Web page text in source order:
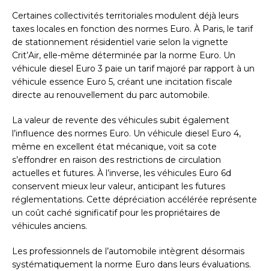
Certaines collectivités territoriales modulent déjà leurs
taxes locales en fonction des normes Euro. À Paris, le tarif
de stationnement résidentiel varie selon la vignette
Crit’Air, elle-même déterminée par la norme Euro. Un
véhicule diesel Euro 3 paie un tarif majoré par rapport à un
véhicule essence Euro 5, créant une incitation fiscale
directe au renouvellement du parc automobile.
La valeur de revente des véhicules subit également
l’influence des normes Euro. Un véhicule diesel Euro 4,
même en excellent état mécanique, voit sa cote
s’effondrer en raison des restrictions de circulation
actuelles et futures. À l’inverse, les véhicules Euro 6d
conservent mieux leur valeur, anticipant les futures
réglementations. Cette dépréciation accélérée représente
un coût caché significatif pour les propriétaires de
véhicules anciens.
Les professionnels de l’automobile intègrent désormais
systématiquement la norme Euro dans leurs évaluations.